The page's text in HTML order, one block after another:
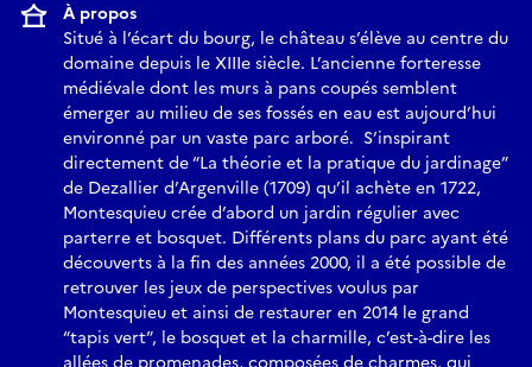
À propos
Situé à l’écart du bourg, le château s’élève au centre du
domaine depuis le XIIIe siècle. L’ancienne forteresse
médiévale dont les murs à pans coupés semblent
émerger au milieu de ses fossés en eau est aujourd’hui
environné par un vaste parc arboré. S’inspirant
directement de “La théorie et la pratique du jardinage”
de Dezallier d’Argenville (1709) qu’il achète en 1722,
Montesquieu crée d’abord un jardin régulier avec
parterre et bosquet. Différents plans du parc ayant été
découverts à la fin des années 2000, il a été possible de
retrouver les jeux de perspectives voulus par
Montesquieu et ainsi de restaurer en 2014 le grand
“tapis vert”, le bosquet et la charmille, c’est-à-dire les